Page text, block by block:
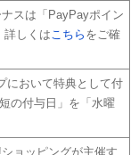
スは「PayPayポイン
詳しくはこちら をご確
において特典として付
の付与日」を「水曜
ョッピングが主催す